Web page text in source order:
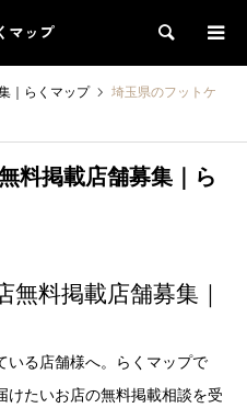
マップ 検索
｜らくマップ
埼玉県のフットケ
料掲載店舗募集｜ら
料掲載店舗募集｜
いる店舗様へ。らくマップで
けたいお店の無料掲載相談を受